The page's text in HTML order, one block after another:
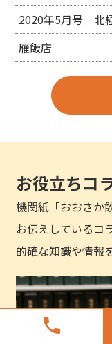
phone
2020年5月号 北
雁飯店
お役立ちコ
機関紙「おおさか
お伝えしているコ
的確な知識や情報